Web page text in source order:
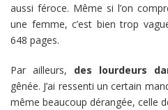
aussi féroce. Même si l’on
une femme, c’est bien trop
648 pages.
Par ailleurs, des lourdeurs
gênée. J’ai ressenti un certain
même beaucoup dérangée, celle